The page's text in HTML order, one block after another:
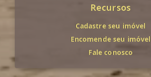
Recursos
Cadastre seu imóvel
Encomende seu imóvel
Fale conosco